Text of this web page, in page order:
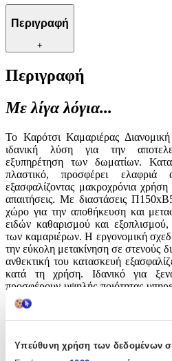
Υπεύθυνη χρήση των δεδομένων
Περιγραφή
+
Περιγραφή
Με λίγα λόγια...
Το Καρότσι Καμαριέρας
ιδανική λύση για την
εξυπηρέτηση των δωματίων.
πλαστικό, προσφέρει ελαφριά
εξασφαλίζοντας μακροχρόνια
απαιτήσεις. Με διαστάσεις
χώρο για την αποθήκευση και
ειδών καθαρισμού και εξοπλισμού,
των καμαριέρων. Η εργονομική
την εύκολη μετακίνηση σε στενούς
ανθεκτική του κατασκευή
κατά τη χρήση. Ιδανικό για
προσφέρουν υψηλής ποιότητας
αυτό συνδυάζει λειτουργικότητα
καθημερινή εργασία πιο αποδοτική
εργαλείο για κάθε επαγγελματία
Χαρακτηριστικά